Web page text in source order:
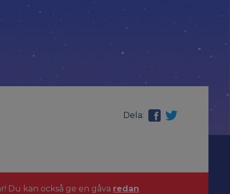
Dela:
kan också ge en gåva redan